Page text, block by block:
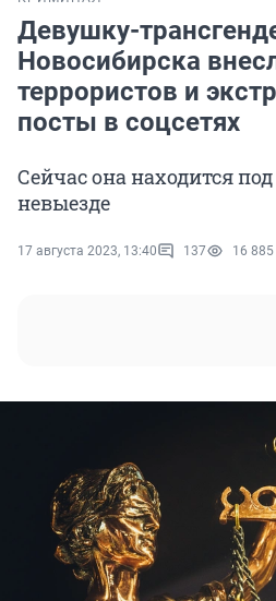
Девушку-
Новосибирска
террористов и
посты в соцсетях
Сейчас она находится
невыезде
17 августа 2023, 13:40 137 16 885